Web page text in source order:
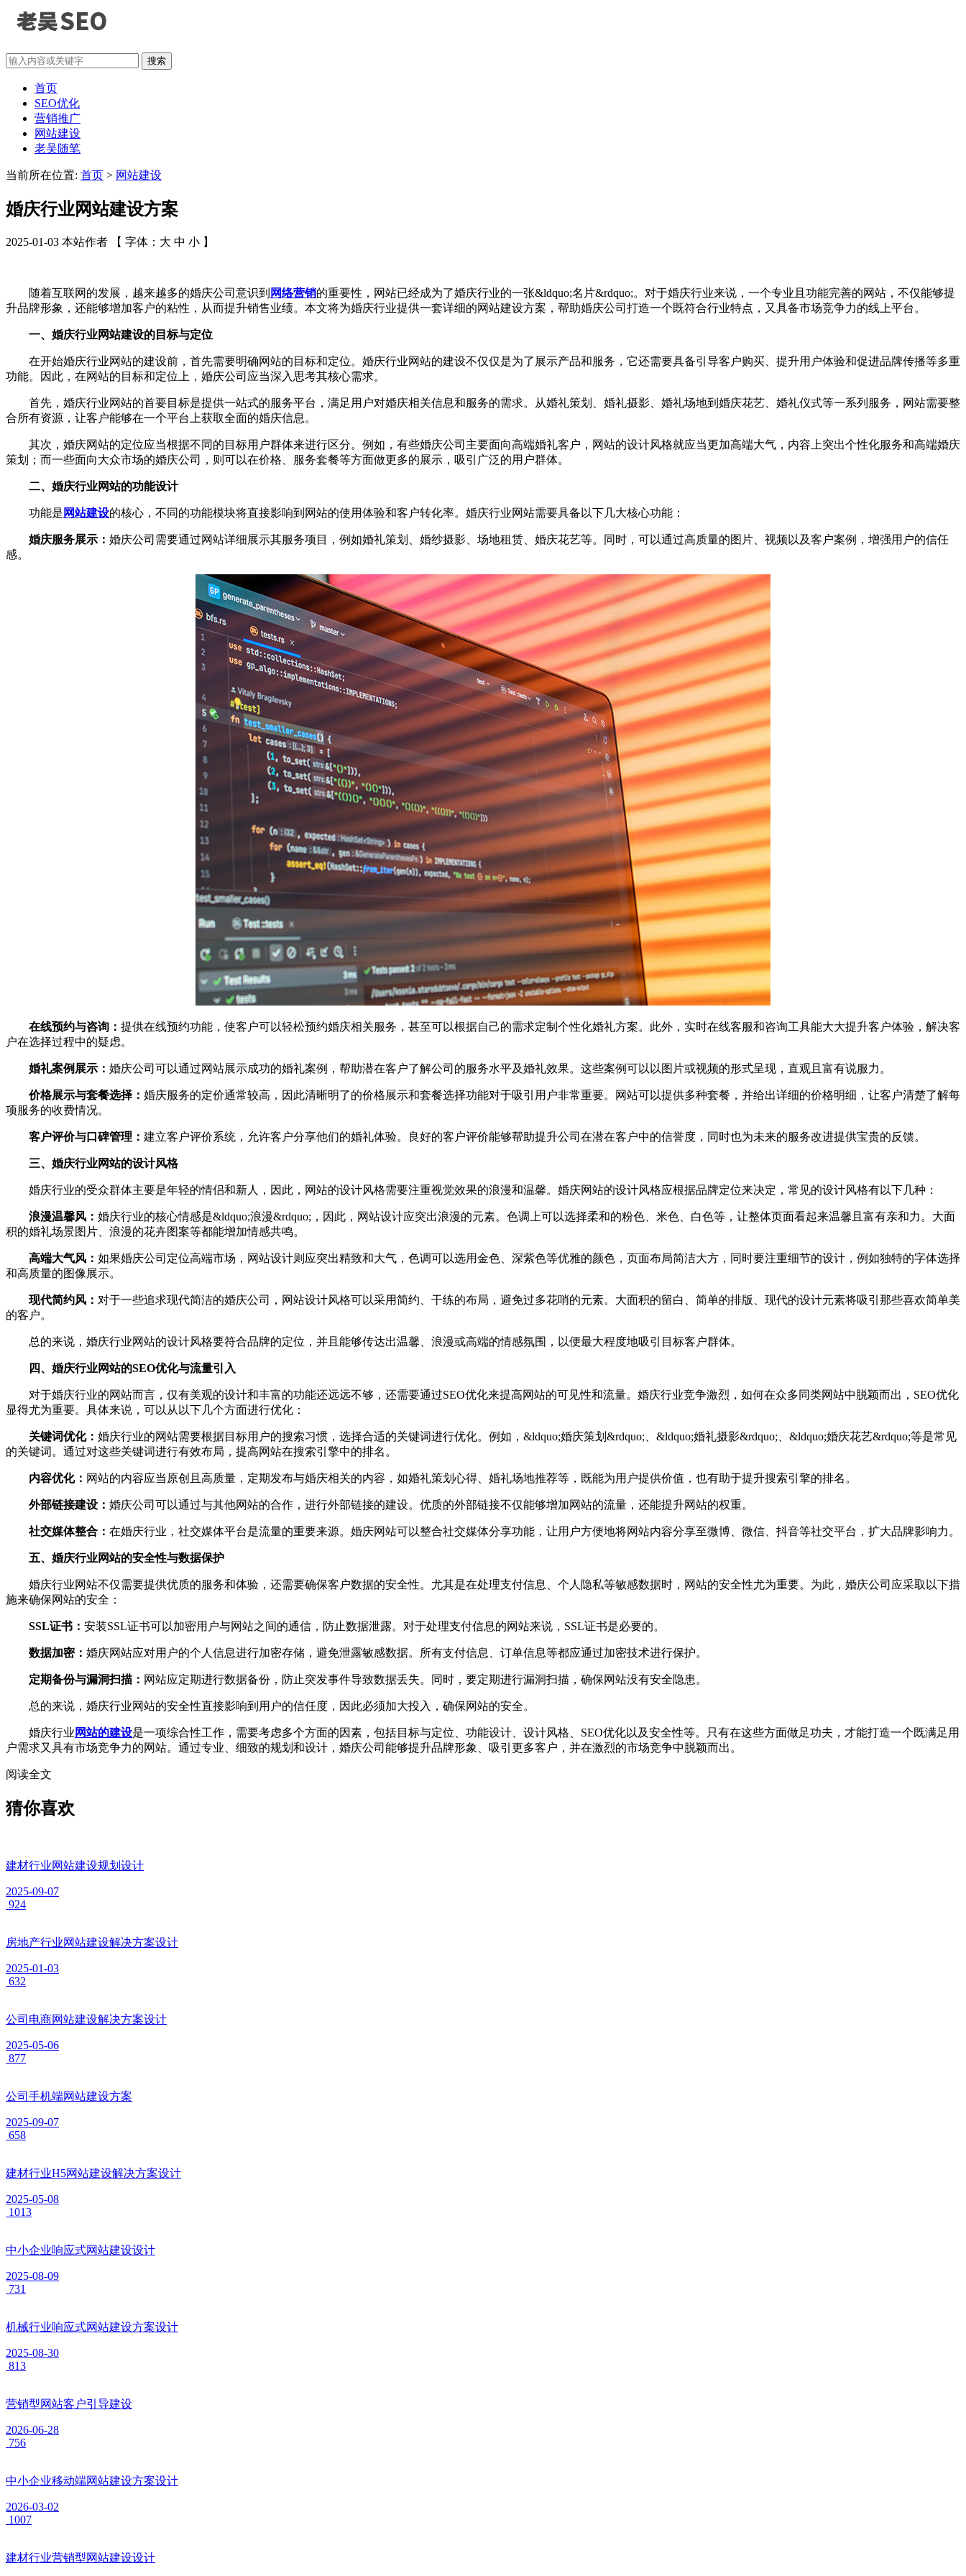
搜索
首页
SEO优化
营销推广
网站建设
老吴随笔
当前所在位置: 首页 > 网站建设
婚庆行业网站建设方案
2025-01-03 本站作者 【 字体： 大 中 小 】
随着互联网的发展，越来越多的婚庆公司意识到 网络营销的重要性，网站已经成为了婚庆行业的一张&ldquo;名片&rdquo;。对于婚庆行业来说，一个专业且功能完善的网站，不仅能够提
升品牌形象，还能够增加客户的粘性，从而提升销售业绩。本文将为婚庆行业提供一套详细的网站建设方案，帮助婚庆公司打造一个既符合行业特点，又具备市场竞争力的线上平台。
一、婚庆行业网站建设的目标与定位
在开始婚庆行业网站的建设前，首先需要明确网站的目标和定位。婚庆行业网站的建设不仅仅是为了展示产品和服务，它还需要具备引导客户购买、提升用户体验和促进品牌传播等多重
功能。因此，在网站的目标和定位上，婚庆公司应当深入思考其核心需求。
首先，婚庆行业网站的首要目标是提供一站式的服务平台，满足用户对婚庆相关信息和服务的需求。从婚礼策划、婚礼摄影、婚礼场地到婚庆花艺、婚礼仪式等一系列服务，网站需要整
合所有资源，让客户能够在一个平台上获取全面的婚庆信息。
其次，婚庆网站的定位应当根据不同的目标用户群体来进行区分。例如，有些婚庆公司主要面向高端婚礼客户，网站的设计风格就应当更加高端大气，内容上突出个性化服务和高端婚庆
策划；而一些面向大众市场的婚庆公司，则可以在价格、服务套餐等方面做更多的展示，吸引广泛的用户群体。
二、婚庆行业网站的功能设计
功能是 网站建设的核心，不同的功能模块将直接影响到网站的使用体验和客户转化率。婚庆行业网站需要具备以下几大核心功能：
婚庆服务展示： 婚庆公司需要通过网站详细展示其服务项目，例如婚礼策划、婚纱摄影、场地租赁、婚庆花艺等。同时，可以通过高质量的图片、视频以及客户案例，增强用户的信任
感。
在线预约与咨询： 提供在线预约功能，使客户可以轻松预约婚庆相关服务，甚至可以根据自己的需求定制个性化婚礼方案。此外，实时在线客服和咨询工具能大大提升客户体验，解决客
户在选择过程中的疑虑。
婚礼案例展示： 婚庆公司可以通过网站展示成功的婚礼案例，帮助潜在客户了解公司的服务水平及婚礼效果。这些案例可以以图片或视频的形式呈现，直观且富有说服力。
价格展示与套餐选择： 婚庆服务的定价通常较高，因此清晰明了的价格展示和套餐选择功能对于吸引用户非常重要。网站可以提供多种套餐，并给出详细的价格明细，让客户清楚了解每
项服务的收费情况。
客户评价与口碑管理： 建立客户评价系统，允许客户分享他们的婚礼体验。良好的客户评价能够帮助提升公司在潜在客户中的信誉度，同时也为未来的服务改进提供宝贵的反馈。
三、婚庆行业网站的设计风格
婚庆行业的受众群体主要是年轻的情侣和新人，因此，网站的设计风格需要注重视觉效果的浪漫和温馨。婚庆网站的设计风格应根据品牌定位来决定，常见的设计风格有以下几种：
浪漫温馨风： 婚庆行业的核心情感是&ldquo;浪漫&rdquo;，因此，网站设计应突出浪漫的元素。色调上可以选择柔和的粉色、米色、白色等，让整体页面看起来温馨且富有亲和力。大面
积的婚礼场景图片、浪漫的花卉图案等都能增加情感共鸣。
高端大气风： 如果婚庆公司定位高端市场，网站设计则应突出精致和大气，色调可以选用金色、深紫色等优雅的颜色，页面布局简洁大方，同时要注重细节的设计，例如独特的字体选择
和高质量的图像展示。
现代简约风： 对于一些追求现代简洁的婚庆公司，网站设计风格可以采用简约、干练的布局，避免过多花哨的元素。大面积的留白、简单的排版、现代的设计元素将吸引那些喜欢简单美
的客户。
总的来说，婚庆行业网站的设计风格要符合品牌的定位，并且能够传达出温馨、浪漫或高端的情感氛围，以便最大程度地吸引目标客户群体。
四、婚庆行业网站的SEO优化与流量引入
对于婚庆行业的网站而言，仅有美观的设计和丰富的功能还远远不够，还需要通过SEO优化来提高网站的可见性和流量。婚庆行业竞争激烈，如何在众多同类网站中脱颖而出，SEO优化
显得尤为重要。具体来说，可以从以下几个方面进行优化：
关键词优化： 婚庆行业的网站需要根据目标用户的搜索习惯，选择合适的关键词进行优化。例如，&ldquo;婚庆策划&rdquo;、&ldquo;婚礼摄影&rdquo;、&ldquo;婚庆花艺&rdquo;等是常见
的关键词。通过对这些关键词进行有效布局，提高网站在搜索引擎中的排名。
内容优化： 网站的内容应当原创且高质量，定期发布与婚庆相关的内容，如婚礼策划心得、婚礼场地推荐等，既能为用户提供价值，也有助于提升搜索引擎的排名。
外部链接建设： 婚庆公司可以通过与其他网站的合作，进行外部链接的建设。优质的外部链接不仅能够增加网站的流量，还能提升网站的权重。
社交媒体整合： 在婚庆行业，社交媒体平台是流量的重要来源。婚庆网站可以整合社交媒体分享功能，让用户方便地将网站内容分享至微博、微信、抖音等社交平台，扩大品牌影响力。
五、婚庆行业网站的安全性与数据保护
婚庆行业网站不仅需要提供优质的服务和体验，还需要确保客户数据的安全性。尤其是在处理支付信息、个人隐私等敏感数据时，网站的安全性尤为重要。为此，婚庆公司应采取以下措
施来确保网站的安全：
SSL证书： 安装SSL证书可以加密用户与网站之间的通信，防止数据泄露。对于处理支付信息的网站来说，SSL证书是必要的。
数据加密： 婚庆网站应对用户的个人信息进行加密存储，避免泄露敏感数据。所有支付信息、订单信息等都应通过加密技术进行保护。
定期备份与漏洞扫描： 网站应定期进行数据备份，防止突发事件导致数据丢失。同时，要定期进行漏洞扫描，确保网站没有安全隐患。
总的来说，婚庆行业网站的安全性直接影响到用户的信任度，因此必须加大投入，确保网站的安全。
婚庆行业 网站的建设是一项综合性工作，需要考虑多个方面的因素，包括目标与定位、功能设计、设计风格、SEO优化以及安全性等。只有在这些方面做足功夫，才能打造一个既满足用
户需求又具有市场竞争力的网站。通过专业、细致的规划和设计，婚庆公司能够提升品牌形象、吸引更多客户，并在激烈的市场竞争中脱颖而出。
阅读全文
猜你喜欢
建材行业网站建设规划设计
2025-09-07
924
房地产行业网站建设解决方案设计
2025-01-03
632
公司电商网站建设解决方案设计
2025-05-06
877
公司手机端网站建设方案
2025-09-07
658
建材行业H5网站建设解决方案设计
2025-05-08
1013
中小企业响应式网站建设设计
2025-08-09
731
机械行业响应式网站建设方案设计
2025-08-30
813
营销型网站客户引导建设
2026-06-28
756
中小企业移动端网站建设方案设计
2026-03-02
1007
建材行业营销型网站建设设计